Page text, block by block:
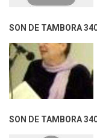
SON DE TAMBORA
SON DE TAMBORA